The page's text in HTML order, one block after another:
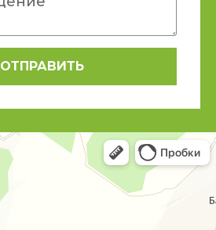
ОТПРАВИТЬ